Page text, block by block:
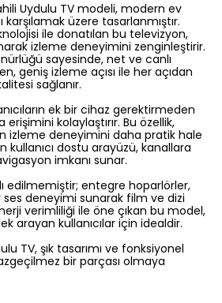
Uydulu TV modeli, modern ev
üzere tasarlanmıştır.
ile donatılan bu televizyon,
izleme deneyimini zenginleştirir.
sayesinde, net ve canlı
geniş izleme açısı ile her açıdan
sağlanır.
ek bir cihaz gerektirmeden
kolaylaştırır. Bu özellik,
izleme deneyimini daha pratik hale
kullanıcı dostu arayüzü, kanallara
imkanı sunar.
edilmemiştir; entegre hoparlörler,
deneyimi sunarak film ve dizi
verimliliği ile öne çıkan bu model,
arayan kullanıcılar için idealdir.
TV, şık tasarımı ve fonksiyonel
bir parçası olmaya